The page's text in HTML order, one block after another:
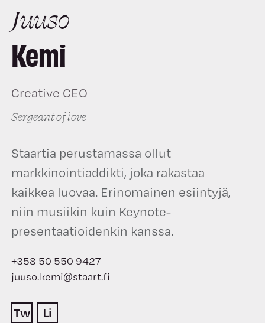
Juuso
Kemi
Creative CEO
Sergeant of love
Staartia perustamassa ollut
markkinointiaddikti, joka rakastaa
kaikkea luovaa. Erinomainen esiintyjä,
niin musiikin kuin Keynote-
presentaatioidenkin kanssa.
+358 50 550 9427
juuso.kemi@staart.fi